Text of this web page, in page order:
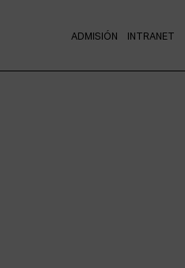
ADMISIÓN INTRANET